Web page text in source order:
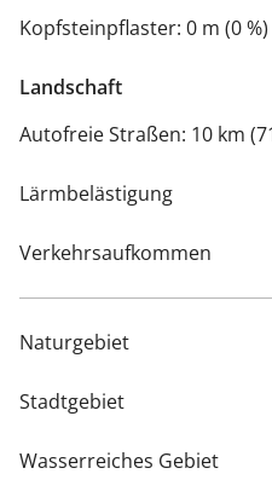
Kopfsteinpflaster: 0 m (0 %)
Landschaft
Autofreie Straßen: 10 km
Lärmbelästigung
Verkehrsaufkommen
Naturgebiet
Stadtgebiet
Wasserreiches Gebiet